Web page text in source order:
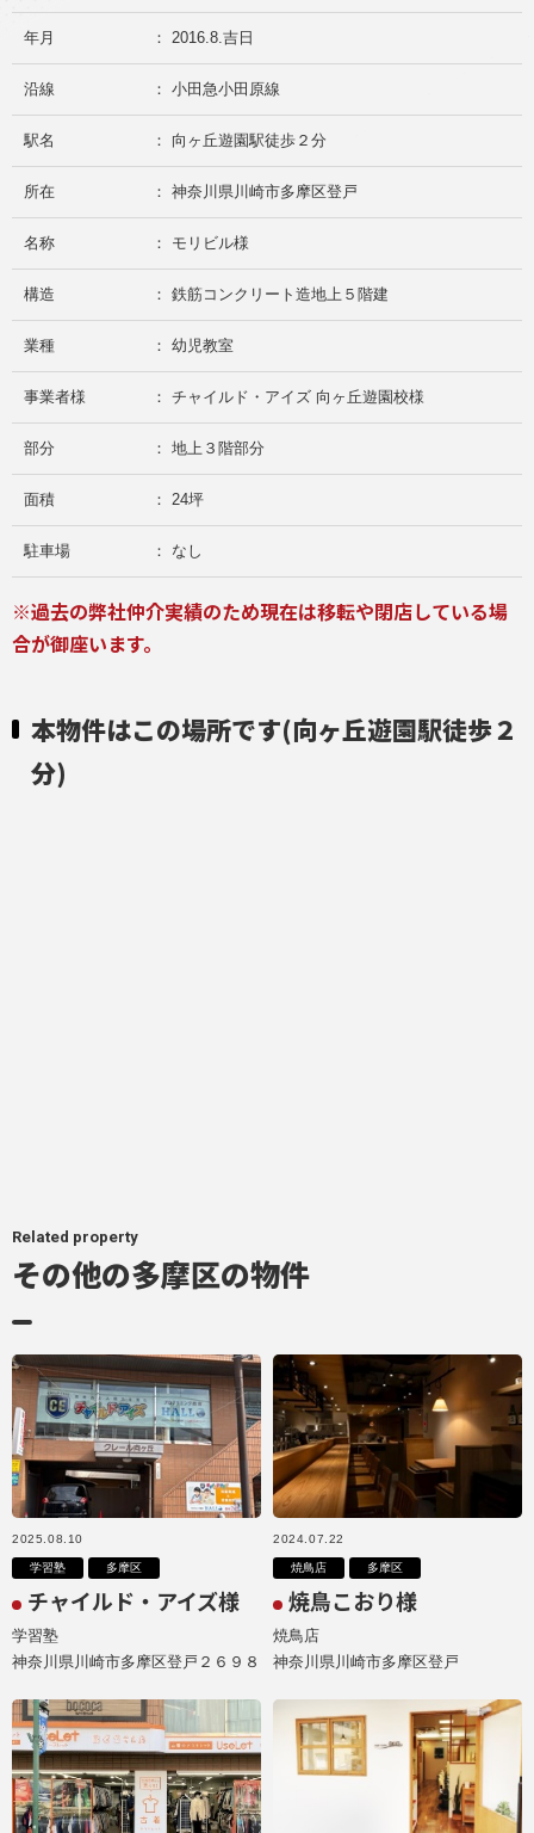
年月 ： 2016.8.吉日
沿線 ： 小田急小田原線
駅名 ： 向ヶ丘遊園駅徒歩２分
所在 ： 神奈川県川崎市多摩区登戸
名称 ： モリビル様
構造 ： 鉄筋コンクリート造地上５階建
業種 ： 幼児教室
事業者様 ： チャイルド・アイズ 向ヶ丘遊園校様
部分 ： 地上３階部分
面積 ： 24坪
駐車場 ： なし
※過去の弊社仲介実績のため現在は移転や閉店している場
合が御座います。
本物件はこの場所です(向ヶ丘遊園駅徒歩２
分)
Related property
その他の多摩区の物件
2025.08.10
学習塾 多摩区
チャイルド・アイズ様
学習塾
神奈川県川崎市多摩区登戸２６９８
2024.07.22
焼鳥店 多摩区
焼鳥こおり様
焼鳥店
神奈川県川崎市多摩区登戸